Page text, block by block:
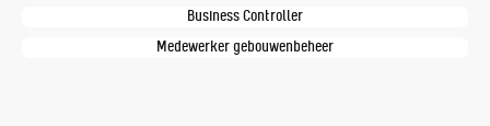
Business Controller
Medewerker gebouwenbeheer